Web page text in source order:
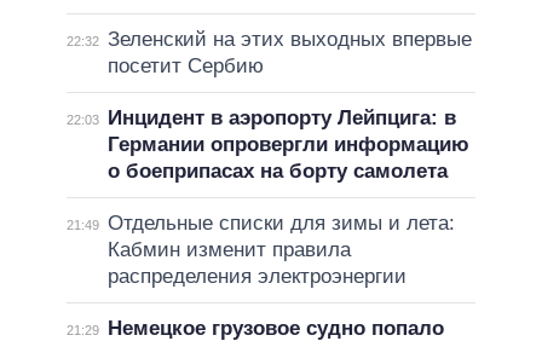
22:32 Зеленский на этих выходных впервые
посетит Сербию
22:03
Инцидент в аэропорту Лейпцига: в
Германии опровергли информацию
о боеприпасах на борту самолета
21:49 Отдельные списки для зимы и лета:
Кабмин изменит правила
распределения электроэнергии
21:29
Немецкое грузовое судно попало